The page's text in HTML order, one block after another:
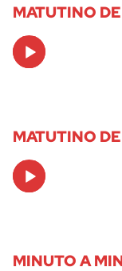
MATUTINO
Audio
Player
MATUTINO
Audio
Player
MINUTO A